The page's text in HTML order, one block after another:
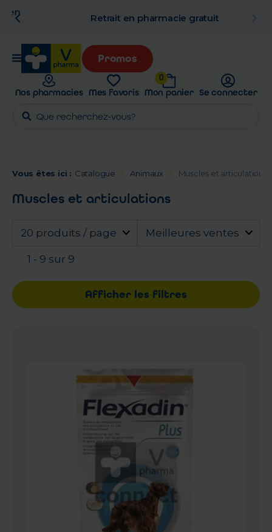
Retrait en pharmacie gratuit
Promos
Nos pharmacies Mes favoris
0
Mon panier Se connecter
Vous êtes ici : Catalogue Animaux Muscles et articulations
Muscles et articulations
20 produits / page Meilleures ventes
1 - 9 sur 9
Afficher les filtres